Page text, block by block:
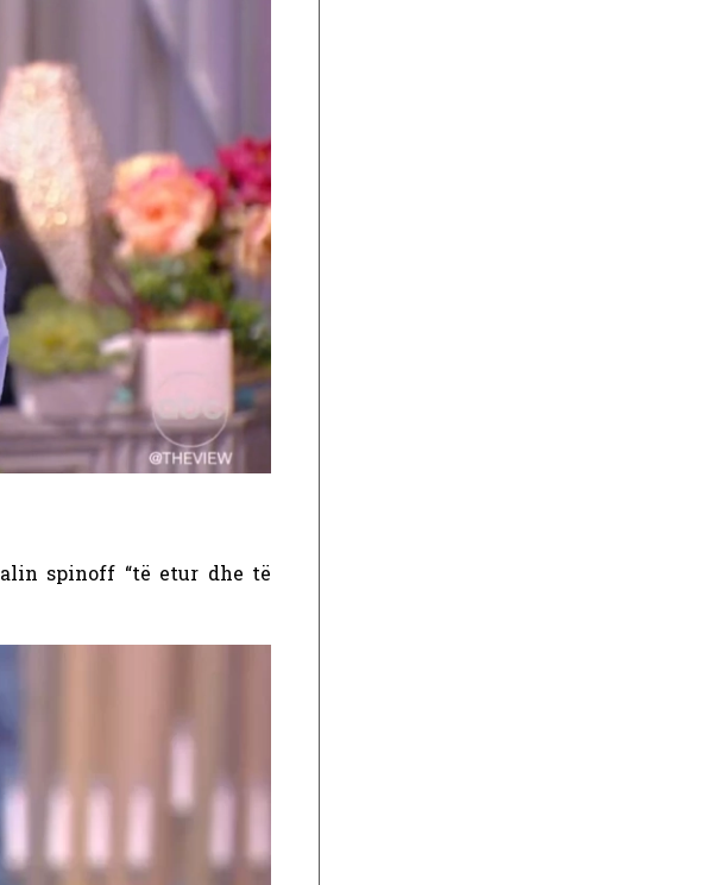
spinoff “të etur dhe të